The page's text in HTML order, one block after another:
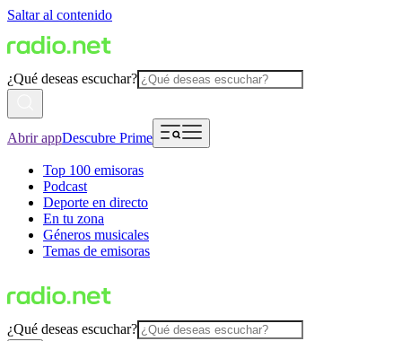
Saltar al contenido
¿Qué deseas escuchar?
Abrir appDescubre Prime
Top 100 emisoras
Podcast
Deporte en directo
En tu zona
Géneros musicales
Temas de emisoras
¿Qué deseas escuchar?